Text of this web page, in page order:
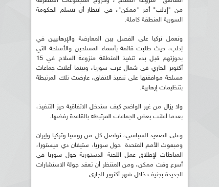
من "إدلب" أمر "ممكن"، في انتظار أن تتسلم الحكومة
السورية المنطقة كاملة.
وتعمل تركيا على الفصل بين المعارضة والإرهابيين في
إدلب، حيث طلبت قائمة بأسماء المسلحين والأسلحة التي
بحوزتهم قبل بدء تنفيذ المنطقة منزوعة السلاح في 15
أكتوبر الجاري في شمال غرب سوريا، وبينما أعلنت جماعات
مسلحة موافقتها على تنفيذ الاتفاق، عارضت تلك المرتبطة
بتنظيمات إرهابية.
ولا يزال من غير الواضح كيف ستدخل الاتفاقية حيز التنفيذ،
بعدما أعلنت بعض الجماعات المرتبطة بالقاعدة رفضها.
وعلى الصعيد السياسي، تواصل كل من روسيا وتركيا وإيران
ومبعوث الأمم المتحدة حول سوريا، ستيفان دي ميستورا،
المباحثات لإطلاق عمل اللجنة الدستورية حول سوريا في
أسرع وقت ممكن، ومن المنتظر أن تعقد جولة الاستشارات
الجديدة بجنيف خلال شهر أكتوبر الجاري.